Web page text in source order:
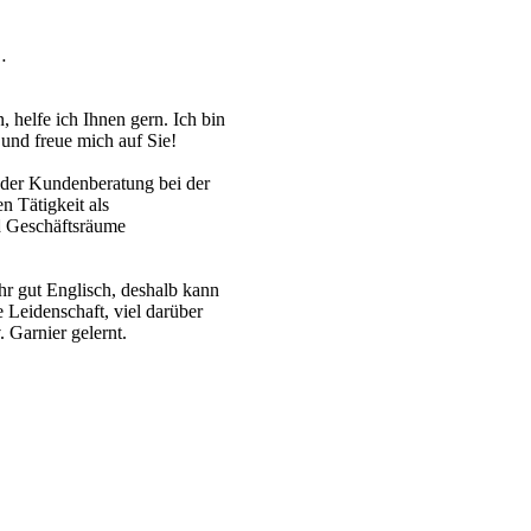
helfe ich Ihnen gern. Ich bin
freue mich auf Sie!
Kundenberatung bei der
Tätigkeit als
gut Englisch, deshalb kann
Leidenschaft, viel darüber
Garnier gelernt.